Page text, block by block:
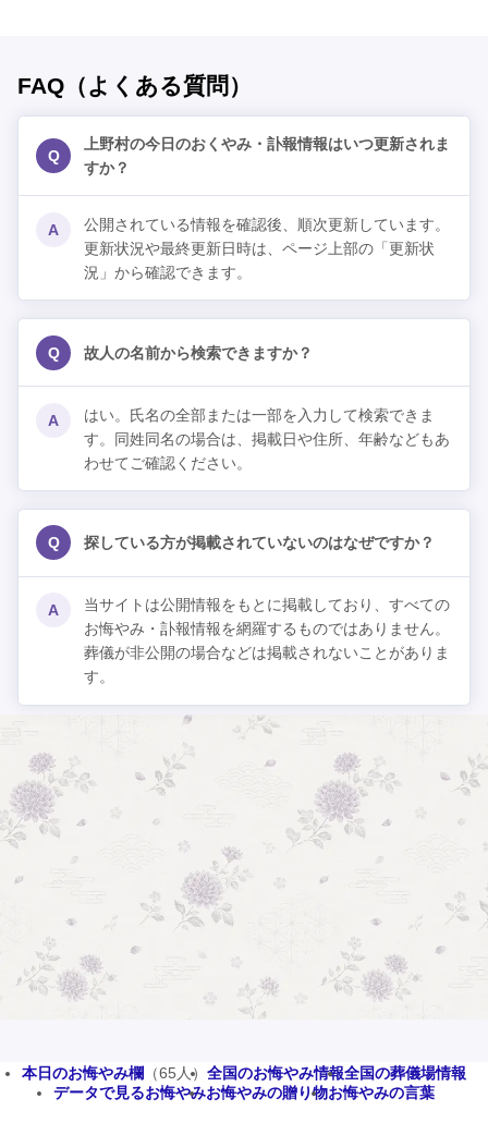
FAQ（よくある質問）
Q
上野村の今日のおくやみ・訃報情報はいつ更新されま
すか？
A
公開されている情報を確認後、順次更新しています。
更新状況や最終更新日時は、ページ上部の「更新状
況」から確認できます。
Q 故人の名前から検索できますか？
A
はい。氏名の全部または一部を入力して検索できま
す。同姓同名の場合は、掲載日や住所、年齢などもあ
わせてご確認ください。
Q 探している方が掲載されていないのはなぜですか？
A
当サイトは公開情報をもとに掲載しており、すべての
お悔やみ・訃報情報を網羅するものではありません。
葬儀が非公開の場合などは掲載されないことがありま
す。
本日のお悔やみ欄 （65人） 全国のお悔やみ情報全国の葬儀場情報
データで見るお悔やみお悔やみの贈り物お悔やみの言葉